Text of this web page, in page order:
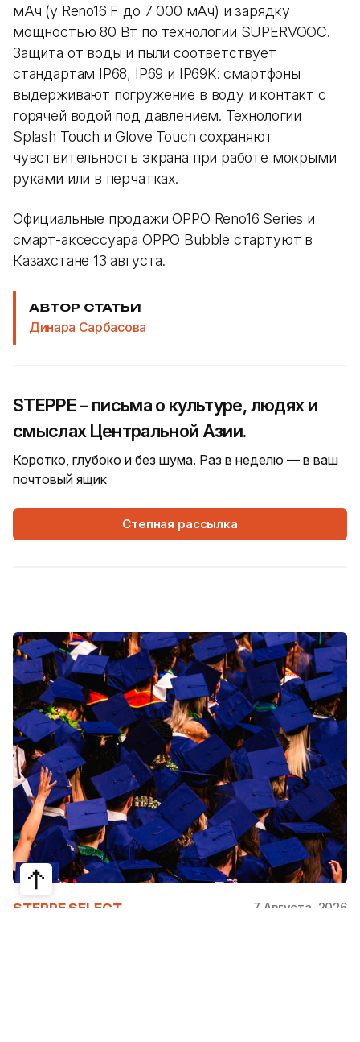
мАч (у Reno16 F до 7 000 мАч) и зарядку
мощностью 80 Вт по технологии SUPERVOOC.
Защита от воды и пыли соответствует
стандартам IP68, IP69 и IP69K: смартфоны
выдерживают погружение в воду и контакт с
горячей водой под давлением. Технологии
Splash Touch и Glove Touch сохраняют
чувствительность экрана при работе мокрыми
руками или в перчатках.
Официальные продажи OPPO Reno16 Series и
смарт-аксессуара OPPO Bubble стартуют в
Казахстане 13 августа.
АВТОР СТАТЬИ
Динара Сарбасова
STEPPE – письма о культуре, людях и
смыслах Центральной Азии.
Коротко, глубоко и без шума. Раз в неделю — в ваш
почтовый ящик
Степная рассылка
STEPPE SELECT 7 Августа, 2026